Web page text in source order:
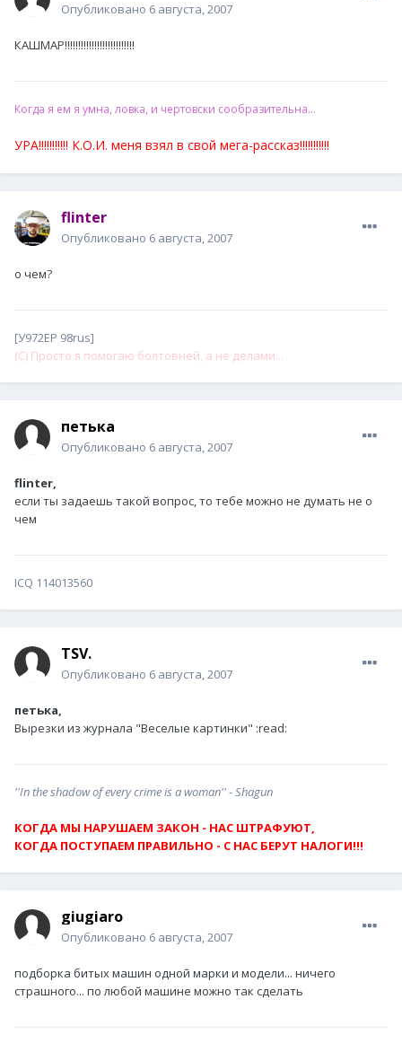
Опубликовано 6 августа, 2007
КАШМАР!!!!!!!!!!!!!!!!!!!!!!!!!!
Когда я ем я умна, ловка, и чертовски сообразительна...
УРА!!!!!!!!!!! К.О.И. меня взял в свой мега-рассказ!!!!!!!!!!!
flinter
Опубликовано 6 августа, 2007
о чем?
[У972ЕР 98rus]
(С) Просто я помогаю болтовней, а не делами...
петька
Опубликовано 6 августа, 2007
flinter,
если ты задаешь такой вопрос, то тебе можно не думать не о
чем
ICQ 114013560
TSV.
Опубликовано 6 августа, 2007
петька,
Вырезки из журнала "Веселые картинки" :read:
''In the shadow of every crime is a woman'' - Shagun
КОГДА МЫ НАРУШАЕМ ЗАКОН - НАС ШТРАФУЮТ,
КОГДА ПОСТУПАЕМ ПРАВИЛЬНО - С НАС БЕРУТ НАЛОГИ!!!
giugiaro
Опубликовано 6 августа, 2007
подборка битых машин одной марки и модели... ничего
страшного... по любой машине можно так сделать